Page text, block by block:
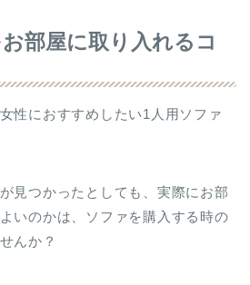
部屋に取り入れるコ
性におすすめしたい1人用ソファ
見つかったとしても、実際にお部
いのかは、ソファを購入する時の
んか？